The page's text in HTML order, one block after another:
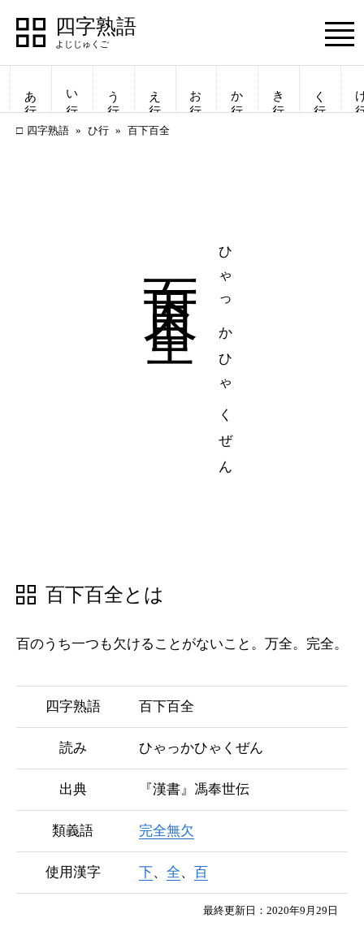
四字熟語
四字熟語
一覧表示
Menu
あ行 い行 う行 え行 お行 か行 き行 く行
四字熟語 ひ行 百下百全
ひゃっかひゃくぜん
百下百全とは
百のうち一つも欠けることがないこと。万全。完全。
四字熟語 百下百全
読み ひゃっかひゃくぜん
出典 『漢書』馮奉世伝
類義語 完全無欠
使用漢字 下、 全、 百
最終更新日：2020年9月29日
四字熟語
一覧表示